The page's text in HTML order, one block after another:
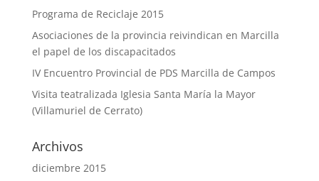
Programa de Reciclaje 2015
Asociaciones de la provincia reivindican en Marcilla
el papel de los discapacitados
IV Encuentro Provincial de PDS Marcilla de Campos
Visita teatralizada Iglesia Santa María la Mayor
(Villamuriel de Cerrato)
Archivos
diciembre 2015